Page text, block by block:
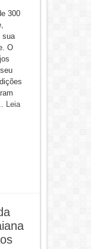
300
sua
O
Leia